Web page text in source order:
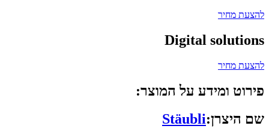
להצעת מחיר
Digital solutions
להצעת מחיר
פירוט ומידע על המוצר:
שם היצרן:Stäubli